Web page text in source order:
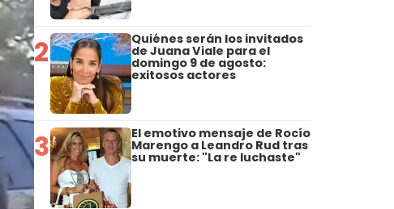
2 Quiénes serán los invitados
de Juana Viale para el
domingo 9 de agosto:
exitosos actores
3 El emotivo mensaje de Rocío
Marengo a Leandro Rud tras
su muerte: "La re luchaste"